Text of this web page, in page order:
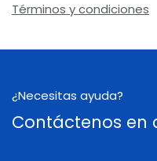
Términos y condiciones
¿Necesitas ayuda?
Contáctenos en